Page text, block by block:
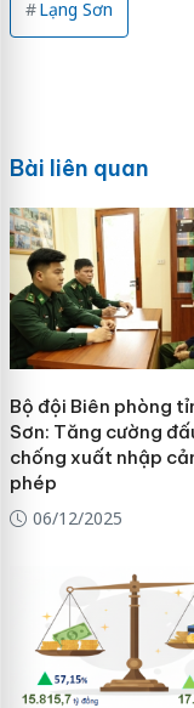
Lạng Sơn
Bài liên quan
Bộ đội Biên phòng
Sơn: Tăng cường
chống xuất nhập
phép
06/12/2025